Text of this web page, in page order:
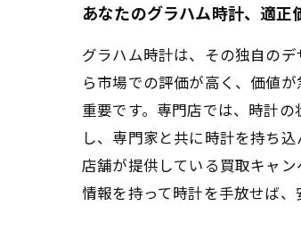
あなたのグラハム時計、適
グラハム時計は、その独自の
ら市場での評価が高く、価値
重要です。専門店では、時計
し、専門家と共に時計を持ち
店舗が提供している買取キャ
情報を持って時計を手放せば、